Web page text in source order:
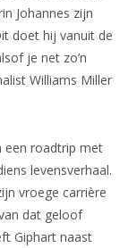
Johannes zijn
doet hij vanuit de
je net zo’n
Williams Miller
een roadtrip met
levensverhaal.
vroege carrière
dat geloof
Giphart naast